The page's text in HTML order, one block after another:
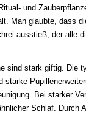
und
Man glaubte, dass
ausstieß, der alle
sind stark giftig. Die
starke
Bei starker
Schlaf. Durch